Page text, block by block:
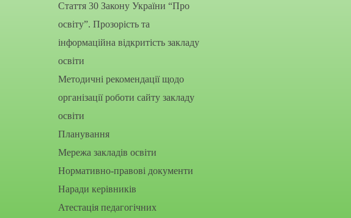
Стаття 30 Закону України “Про
освіту”. Прозорість та
інформаційна відкритість закладу
освіти
Методичні рекомендації щодо
організації роботи сайту закладу
освіти
Планування
Мережа закладів освіти
Нормативно-правові документи
Наради керівників
Атестація педагогічних